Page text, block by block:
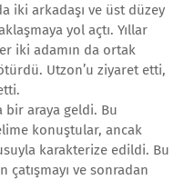
iki arkadaşı ve üst düzey
yol açtı. Yıllar
iki adamın da ortak
Utzon’u ziyaret etti,
bir araya geldi. Bu
konuştular, ancak
karakterize edildi. Bu
çatışmayı ve sonradan